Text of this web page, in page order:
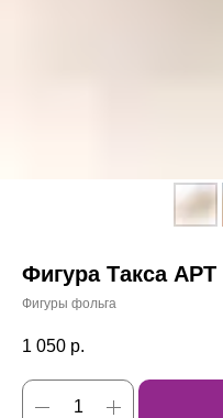
Фигура Такса АРТ
Фигуры фольга
1 050 р.